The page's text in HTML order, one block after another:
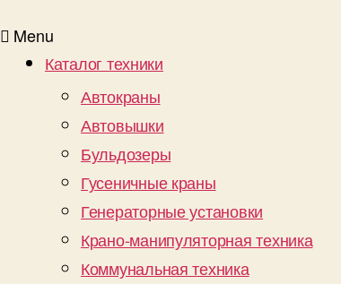
Menu
Каталог техники
Автокраны
Автовышки
Бульдозеры
Гусеничные краны
Генераторные установки
Крано-манипуляторная техника
Коммунальная техника